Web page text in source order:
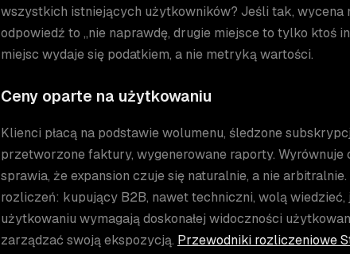
wszystkich istniejących użytkowników? Jeśli tak, wycena
odpowiedź to „nie naprawdę, drugie miejsce to tylko ktoś
miejsc wydaje się podatkiem, a nie metryką wartości.
Ceny oparte na użytkowaniu
Klienci płacą na podstawie wolumenu, śledzone
przetworzone faktury, wygenerowane raporty.
sprawia, że expansion czuje się naturalnie, a nie
rozliczeń: kupujący B2B, nawet techniczni, wolą
użytkowaniu wymagają doskonałej widoczności
zarządzać swoją ekspozycją. Przewodniki rozliczeniowe